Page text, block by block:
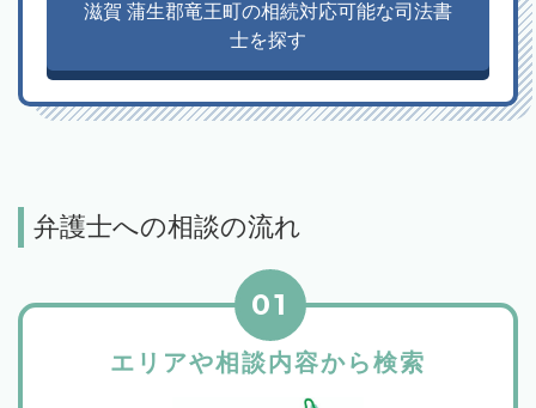
滋賀 蒲生郡竜王町の相続対応可能な司法書
士を探す
弁護士への相談の流れ
エリアや相談内容から検索
01